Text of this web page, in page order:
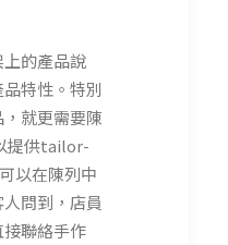
的產品說
特性。特別
就更需要陳
提供tailor-
以在陳列中
問到，店員
聯絡手作